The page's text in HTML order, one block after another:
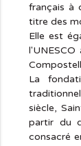
français à
titre des
Elle est
La
siècle,
partir du
consacré